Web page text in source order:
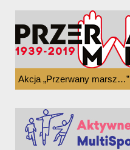
Akcja „Przerwany marsz…”